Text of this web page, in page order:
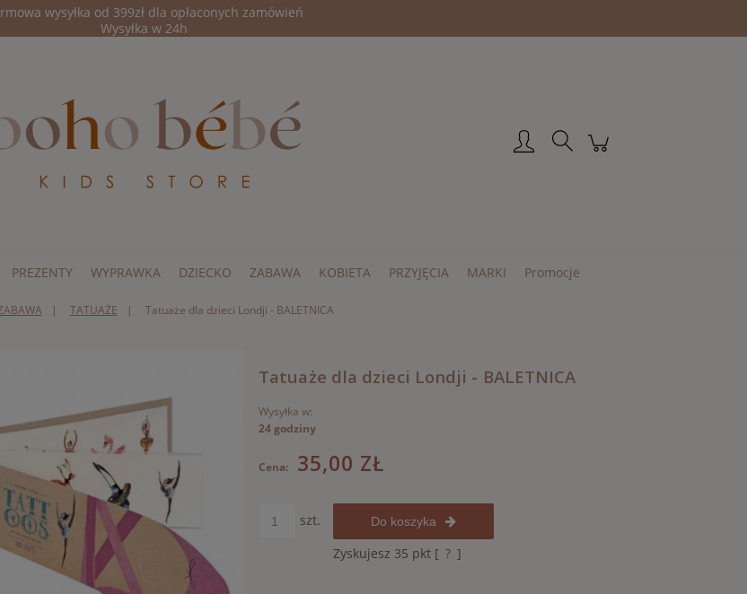
wysyłka od 399zł dla opłaconych zamówień
Wysyłka w 24h
PREZENTY WYPRAWKA DZIECKO ZABAWA KOBIETA PRZYJĘCIA MARKI Promocje
TATUAŻE Tatuaże dla dzieci Londji - BALETNICA
Tatuaże dla dzieci Londji - BALETNICA
Wysyłka w:
24 godziny
Cena: 35,00 ZŁ
szt. Do koszyka
Zyskujesz 35 pkt [ ? ]